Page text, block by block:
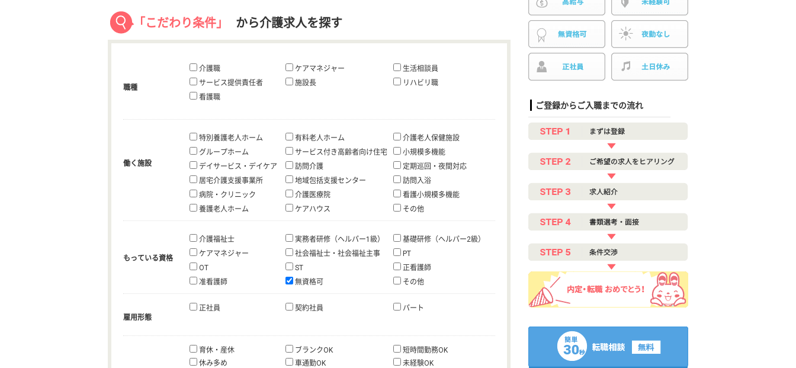
「こだわり条件」 から介護求人を探す
職種
介護職 ケアマネジャー
生活相談員
サービス提供責任者
施設長
リハビリ職
看護職
働く施設
特別養護老人ホーム 有料老人ホーム
介護老人保健施設
グループホーム
サービス付き高齢者向け住宅
小規模多機能
デイサービス・デイケア
訪問介護
定期巡回・夜間対応
居宅介護支援事業所
地域包括支援センター
訪問入浴
病院・クリニック
介護医療院
看護小規模多機能
養護老人ホーム
ケアハウス その他
もっている資格
介護福祉士 実務者研修（ヘルパー1級）
基礎研修（ヘルパー2級）
ケアマネジャー
社会福祉士・社会福祉主事
PT
OT
ST
正看護師
准看護師
無資格可 その他
雇用形態
正社員 契約社員 パート
育休・産休 ブランクOK
短時間勤務OK
休み多め
車通勤OK
未経験OK
ご登録からご入職までの流れ